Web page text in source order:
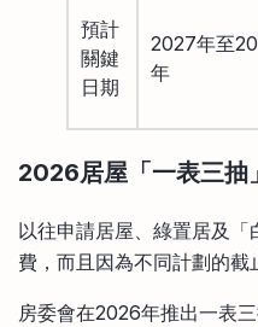
預計
關鍵
日期
2027年至
年
2026居屋「一表三抽
以往申請居屋、綠置居及
費，而且因為不同計劃的截
房委會在2026年推出一表